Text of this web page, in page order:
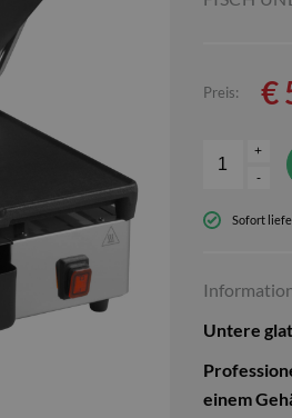
Preis: €
+
-
Sofort
Untere
einem